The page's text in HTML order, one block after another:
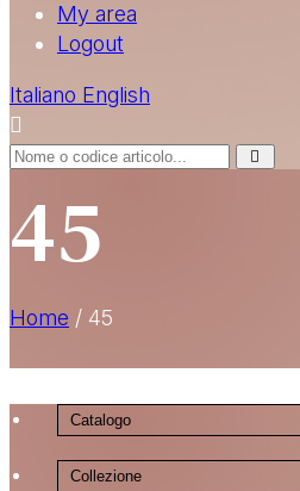
My area
Logout
Italiano English
45
Home / 45